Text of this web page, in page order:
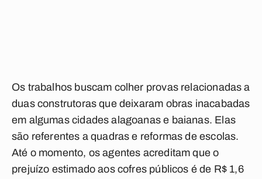
Os trabalhos buscam colher provas relacionadas a
duas construtoras que deixaram obras inacabadas
em algumas cidades alagoanas e baianas. Elas
são referentes a quadras e reformas de escolas.
Até o momento, os agentes acreditam que o
prejuízo estimado aos cofres públicos é de R$ 1,6